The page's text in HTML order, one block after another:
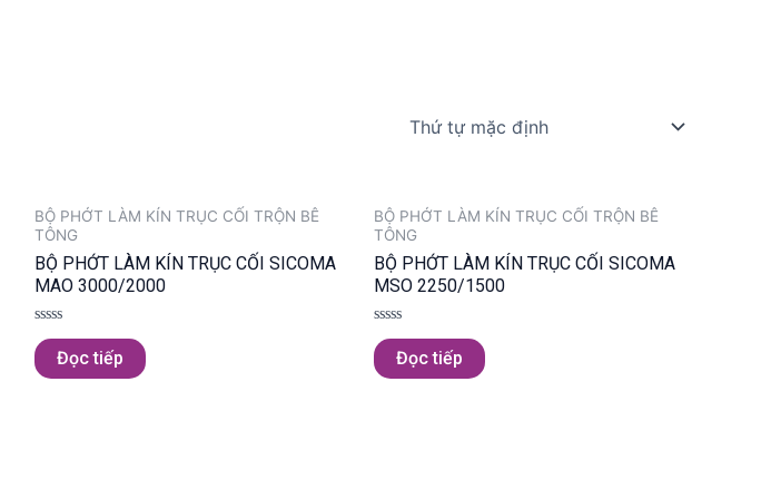
BỘ PHỚT LÀM KÍN TRỤC CỐI TRỘN BÊ
TÔNG
BỘ PHỚT LÀM KÍN TRỤC CỐI SICOMA
MAO 3000/2000
Được
xếp
hạng
0
Đọc tiếp
BỘ PHỚT LÀM KÍN TRỤC CỐI TRỘN BÊ
TÔNG
BỘ PHỚT LÀM KÍN TRỤC CỐI SICOMA
MSO 2250/1500
Được
xếp
hạng
0
Đọc tiếp